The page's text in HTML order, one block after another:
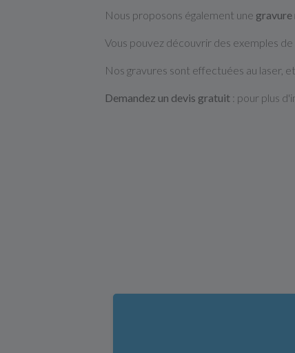
Nous proposons également une
Vous pouvez découvrir des exemples
Nos gravures sont effectuées au laser,
Demandez un devis gratuit : pour plus